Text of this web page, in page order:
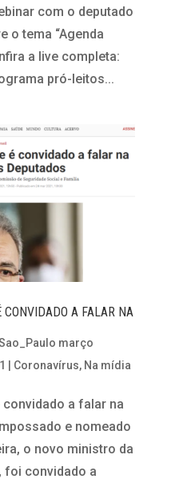
com o deputado
o tema “Agenda
a live completa:
pró-leitos...
CONVIDADO A FALAR NA
março
Coronavírus, Na mídia
convidado a falar na
e nomeado
o novo ministro da
foi convidado a